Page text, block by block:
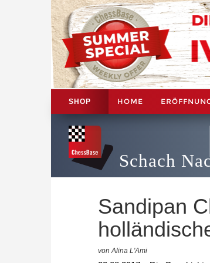
SHOP HOME
Schach
Sandipan
von Alina L'Ami